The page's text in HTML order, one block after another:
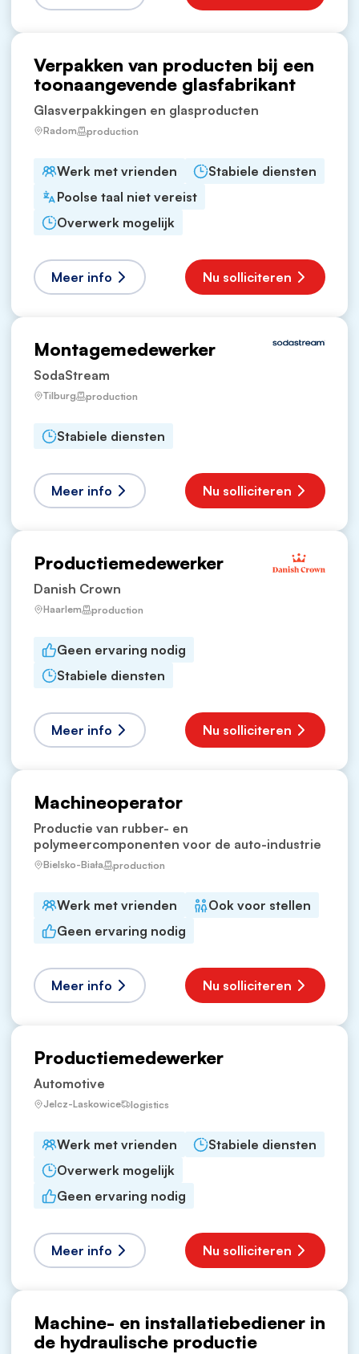
Verpakken van producten bij een
toonaangevende glasfabrikant
Glasverpakkingen en glasproducten
Radom production
Werk met vrienden
Stabiele diensten
Poolse taal niet vereist
Overwerk mogelijk
Meer info Nu solliciteren
Montagemedewerker
SodaStream
Tilburg production
Stabiele diensten
Meer info Nu solliciteren
Productiemedewerker
Danish Crown
Haarlem production
Geen ervaring nodig
Stabiele diensten
Meer info Nu solliciteren
Machineoperator
Productie van rubber- en
polymeercomponenten voor de auto-industrie
Bielsko-Biała production
Werk met vrienden
Ook voor stellen
Geen ervaring nodig
Meer info Nu solliciteren
Productiemedewerker
Automotive
Jelcz-Laskowice logistics
Werk met vrienden
Stabiele diensten
Overwerk mogelijk
Geen ervaring nodig
Meer info Nu solliciteren
Machine- en installatiebediener in
de hydraulische productie